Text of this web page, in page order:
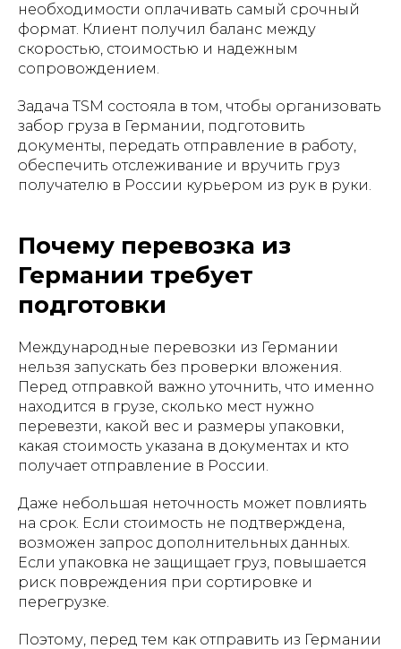
необходимости оплачивать самый срочный
формат. Клиент получил баланс между
скоростью, стоимостью и надежным
сопровождением.
Задача TSM состояла в том, чтобы организовать
забор груза в Германии, подготовить
документы, передать отправление в работу,
обеспечить отслеживание и вручить груз
получателю в России курьером из рук в руки.
Почему перевозка из
Германии требует
подготовки
Международные перевозки из Германии
нельзя запускать без проверки вложения.
Перед отправкой важно уточнить, что именно
находится в грузе, сколько мест нужно
перевезти, какой вес и размеры упаковки,
какая стоимость указана в документах и кто
получает отправление в России.
Даже небольшая неточность может повлиять
на срок. Если стоимость не подтверждена,
возможен запрос дополнительных данных.
Если упаковка не защищает груз, повышается
риск повреждения при сортировке и
перегрузке.
Поэтому, перед тем как отправить из Германии